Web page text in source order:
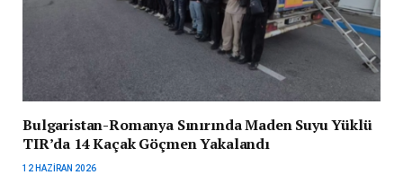
Bulgaristan-Romanya Sınırında Maden Suyu Yüklü
TIR’da 14 Kaçak Göçmen Yakalandı
12 HAZIRAN 2026